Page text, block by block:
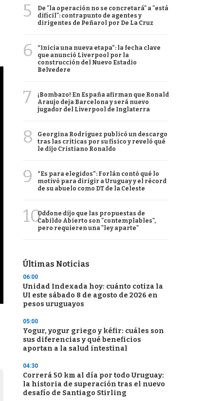
5
De "la operación no se concretará" a "está
difícil": contrapunto de agentes y
dirigentes de Peñarol por De La Cruz
6
“Inicia una nueva etapa”: la fecha clave
que anunció Liverpool por la
construcción del Nuevo Estadio
Belvedere
7
¡Bombazo! En España afirman que Ronald
Araujo deja Barcelona y será nuevo
jugador del Liverpool de Inglaterra
8
Georgina Rodríguez publicó un descargo
tras las críticas por su físico y reveló qué
le dijo Cristiano Ronaldo
9
“Es para elegidos”: Forlán contó qué lo
motivó para dirigir a Uruguay y el récord
de su abuelo como DT de la Celeste
10Oddone dijo que las propuestas de
Cabildo Abierto son "contemplables",
pero requieren una "ley aparte"
Últimas Noticias
06:00
Unidad Indexada hoy: cuánto cotiza la
UI este sábado 8 de agosto de 2026 en
pesos uruguayos
05:00
Yogur, yogur griego y kéfir: cuáles son
sus diferencias y qué beneficios
aportan a la salud intestinal
04:30
Correrá 50 km al día por todo Uruguay:
la historia de superación tras el nuevo
desafío de Santiago Stirling